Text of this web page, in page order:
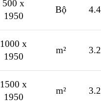
500 x
1950
Bộ
1000 x
1950
m²
1500 x
1950
m²